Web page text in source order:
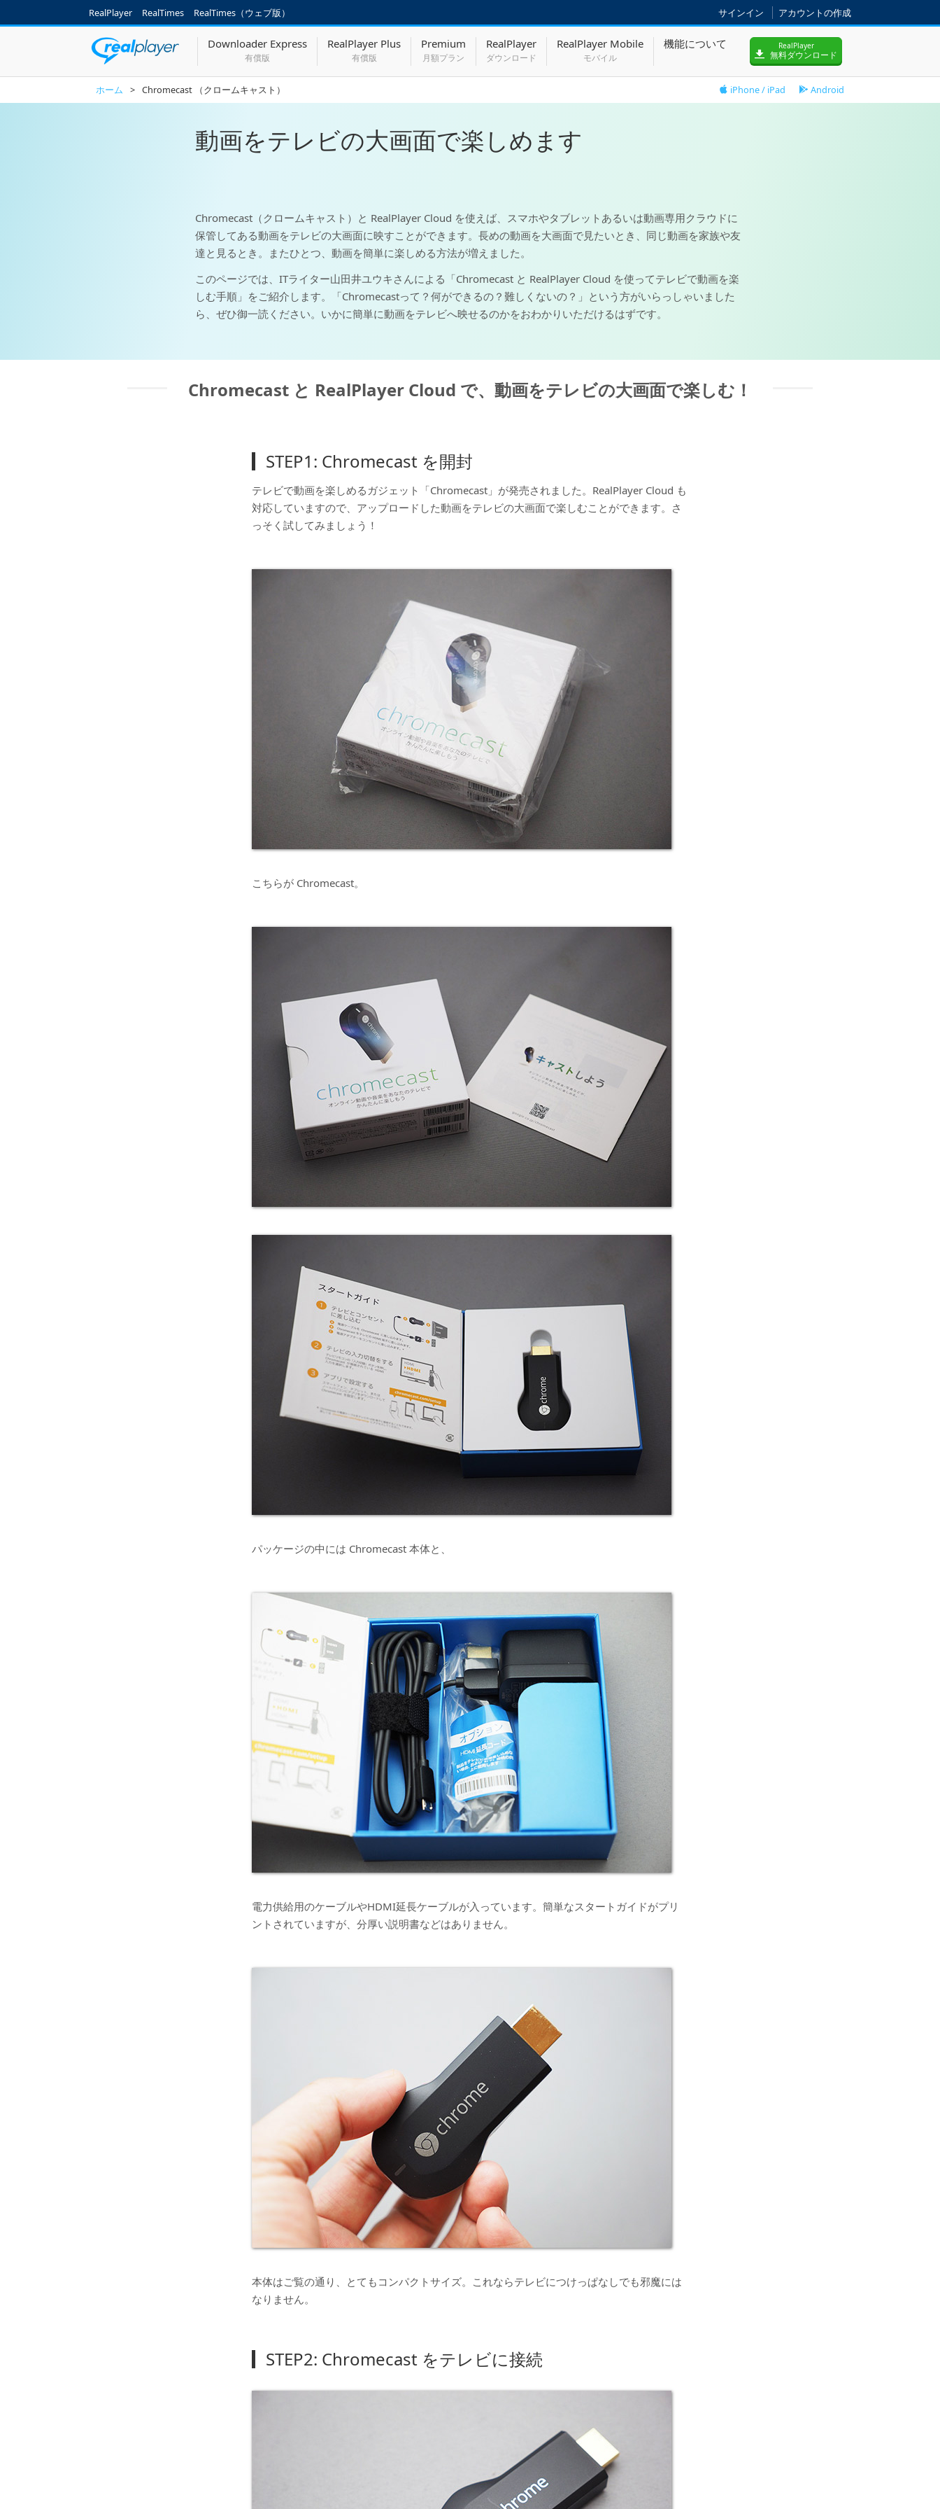
RealPlayer RealTimes RealTimes（ウェブ版） サインイン アカウントの作成
Downloader Express
有償版
RealPlayer Plus
有償版
Premium
月額プラン
RealPlayer
ダウンロード
RealPlayer Mobile
モバイル
機能について RealPlayer
無料ダウンロード
ホーム > Chromecast （クロームキャスト） Android
iPhone / iPad
動画をテレビの大画面で楽しめます
Chromecast（クロームキャスト）と RealPlayer Cloud を使えば、スマホやタブレットあるいは動画専用クラウドに
保管してある動画をテレビの大画面に映すことができます。長めの動画を大画面で見たいとき、同じ動画を家族や友
達と見るとき。またひとつ、動画を簡単に楽しめる方法が増えました。
このページでは、ITライター山田井ユウキさんによる「Chromecast と RealPlayer Cloud を使ってテレビで動画を楽
しむ手順」をご紹介します。「Chromecastって？何ができるの？難しくないの？」という方がいらっしゃいました
ら、ぜひ御一読ください。いかに簡単に動画をテレビへ映せるのかをおわかりいただけるはずです。
Chromecast と RealPlayer Cloud で、動画をテレビの大画面で楽しむ！
STEP1: Chromecast を開封
テレビで動画を楽しめるガジェット「Chromecast」が発売されました。RealPlayer Cloud も
対応していますので、アップロードした動画をテレビの大画面で楽しむことができます。さ
っそく試してみましょう！
こちらが Chromecast。
パッケージの中には Chromecast 本体と、
電力供給用のケーブルやHDMI延長ケーブルが入っています。簡単なスタートガイドがプリ
ントされていますが、分厚い説明書などはありません。
本体はご覧の通り、とてもコンパクトサイズ。これならテレビにつけっぱなしでも邪魔には
なりません。
STEP2: Chromecast をテレビに接続